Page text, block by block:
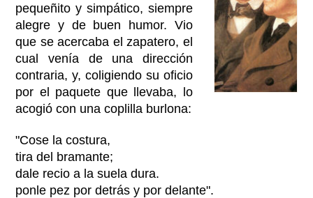
pequeñito y simpático, siempre
alegre y de buen humor. Vio
que se acercaba el zapatero, el
cual venía de una dirección
contraria, y, coligiendo su oficio
por el paquete que llevaba, lo
acogió con una coplilla burlona:
"Cose la costura,
tira del bramante;
dale recio a la suela dura.
ponle pez por detrás y por delante".